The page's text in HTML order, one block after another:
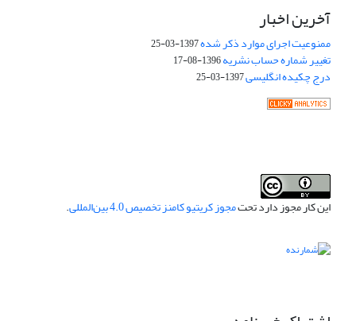
آخرین اخبار
ممنوعیت اجرای موارد ذکر شده1397-03-25
تغییر شماره حساب نشریه1396-08-17
درج چکیده انگلیسی1397-03-25
این کار مجوز دارد تحتمجوز کریتیو کامنز تخصیص 4.0 بین‌المللی .